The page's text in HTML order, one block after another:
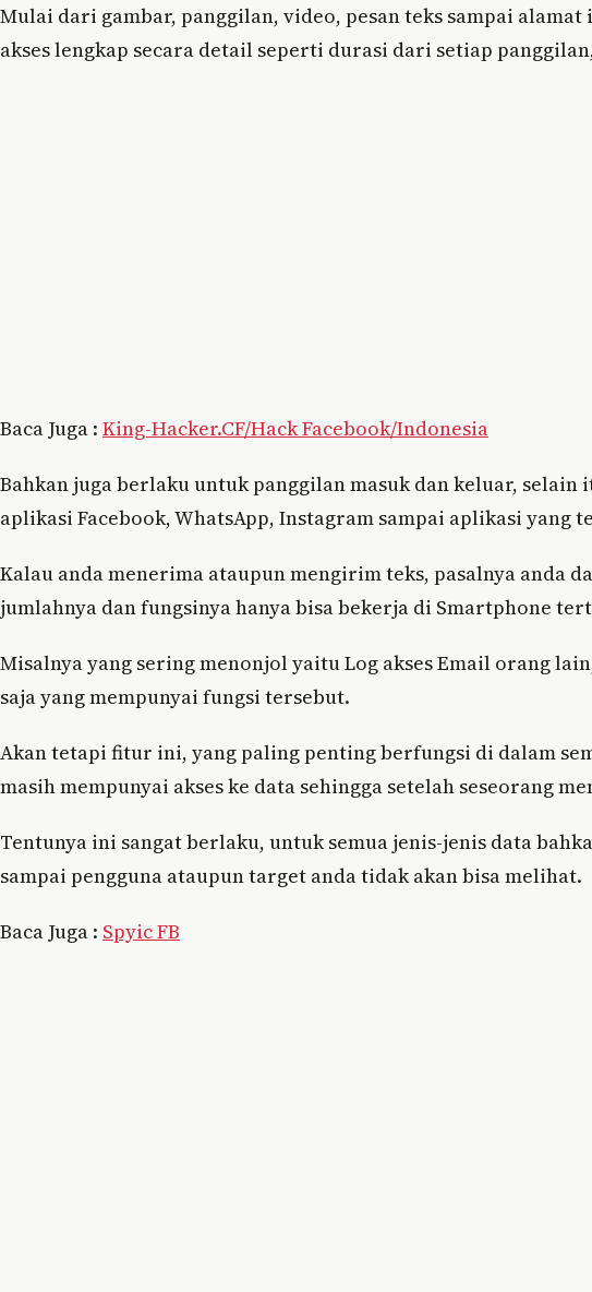
Mulai dari gambar, panggilan, video, pesan teks sampai
akses lengkap secara detail seperti durasi dari setiap
Baca Juga : King-Hacker.CF/Hack Facebook/Indonesia
Bahkan juga berlaku untuk panggilan masuk dan keluar,
aplikasi Facebook, WhatsApp, Instagram sampai aplikasi yang
Kalau anda menerima ataupun mengirim teks, pasalnya anda
jumlahnya dan fungsinya hanya bisa bekerja di Smartphone
Misalnya yang sering menonjol yaitu Log akses Email orang
saja yang mempunyai fungsi tersebut.
Akan tetapi fitur ini, yang paling penting berfungsi di dalam
masih mempunyai akses ke data sehingga setelah seseorang
Tentunya ini sangat berlaku, untuk semua jenis-jenis data
sampai pengguna ataupun target anda tidak akan bisa melihat.
Baca Juga : Spyic FB